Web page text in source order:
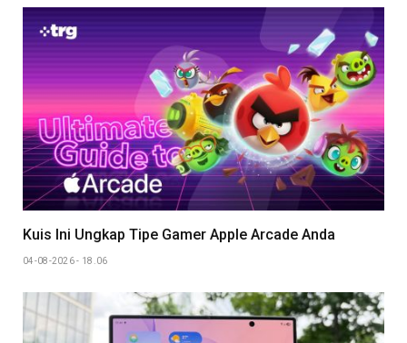
Kuis Ini Ungkap Tipe Gamer Apple Arcade Anda
04-08-2026 - 18.06